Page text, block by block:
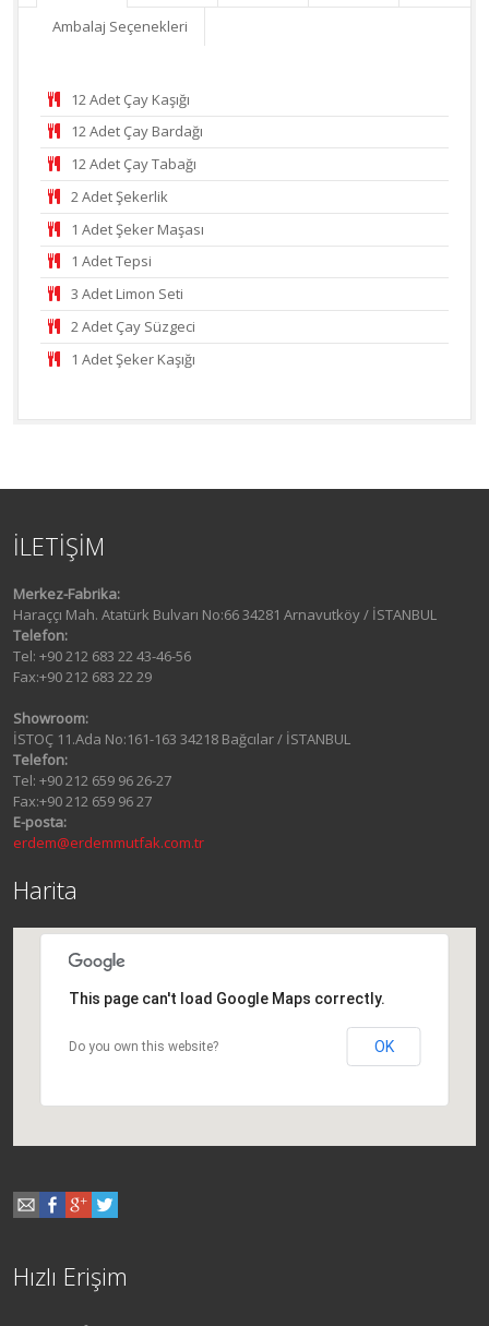
Ambalaj Seçenekleri
12 Adet Çay Kaşığı
12 Adet Çay Bardağı
12 Adet Çay Tabağı
2 Adet Şekerlik
1 Adet Şeker Maşası
1 Adet Tepsi
3 Adet Limon Seti
2 Adet Çay Süzgeci
1 Adet Şeker Kaşığı
İLETİŞİM
Merkez-Fabrika:
Haraççı Mah. Atatürk Bulvarı No:66 34281 Arnavutköy / İSTANBUL
Telefon:
Tel: +90 212 683 22 43-46-56
Fax:+90 212 683 22 29
Showroom:
İSTOÇ 11.Ada No:161-163 34218 Bağcılar / İSTANBUL
Telefon:
Tel: +90 212 659 96 26-27
Fax:+90 212 659 96 27
E-posta:
erdem@erdemmutfak.com.tr
Harita
This page can't load Google Maps correctly.
Do you own this website? OK
Hızlı Erişim